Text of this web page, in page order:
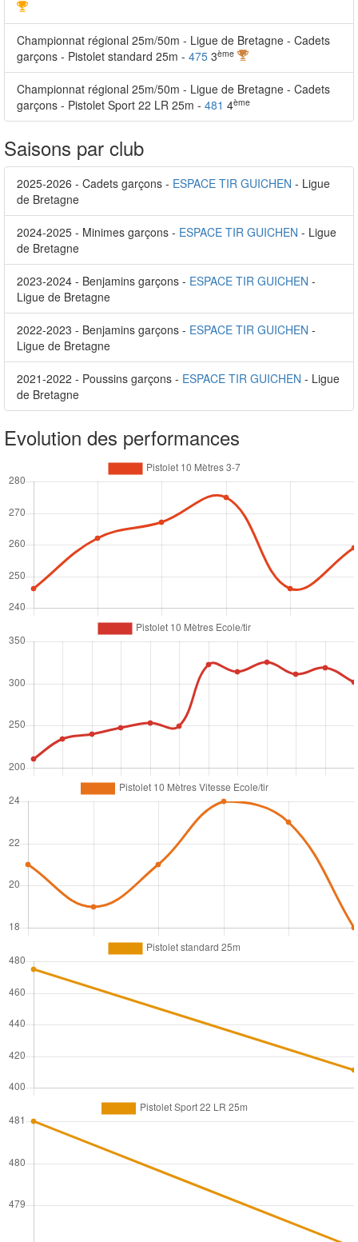
Championnat régional 25m/50m - Ligue de Bretagne - Cadets
garçons - Pistolet standard 25m - 475 3ème
Championnat régional 25m/50m - Ligue de Bretagne - Cadets
garçons - Pistolet Sport 22 LR 25m - 481 4ème
Saisons par club
2025-2026 - Cadets garçons - ESPACE TIR GUICHEN - Ligue
de Bretagne
2024-2025 - Minimes garçons - ESPACE TIR GUICHEN - Ligue
de Bretagne
2023-2024 - Benjamins garçons - ESPACE TIR GUICHEN -
Ligue de Bretagne
2022-2023 - Benjamins garçons - ESPACE TIR GUICHEN -
Ligue de Bretagne
2021-2022 - Poussins garçons - ESPACE TIR GUICHEN - Ligue
de Bretagne
Evolution des performances